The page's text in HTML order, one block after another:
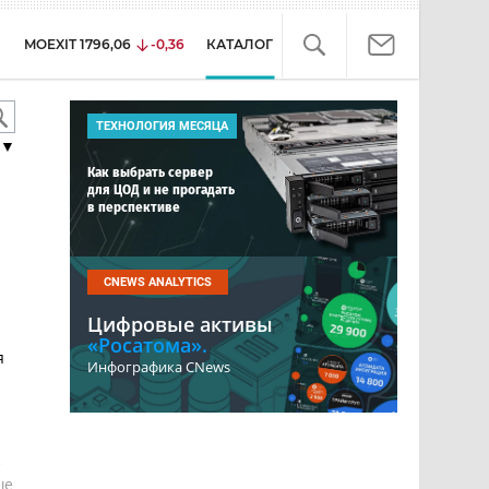
MOEXIT 1796,06 -0,36 КАТАЛОГ
▼
ТЕХНОЛОГИЯ МЕСЯЦА
Как выбрать сервер
для ЦОД и не прогадать
в перспективе
CNEWS ANALYTICS
Цифровые активы
«Росатома».
Инфографика CNews